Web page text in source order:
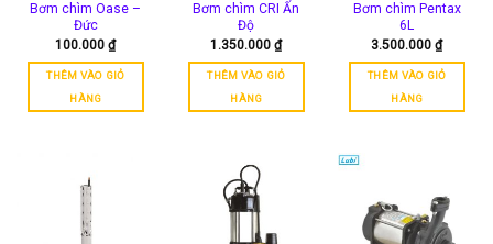
Bơm chìm Oase –
Đức
100.000₫
THÊM VÀO GIỎ
HÀNG
Bơm chìm CRI Ấn
Độ
1.350.000₫
THÊM VÀO GIỎ
HÀNG
Bơm chìm Pentax
6L
3.500.000₫
THÊM VÀO GIỎ
HÀNG